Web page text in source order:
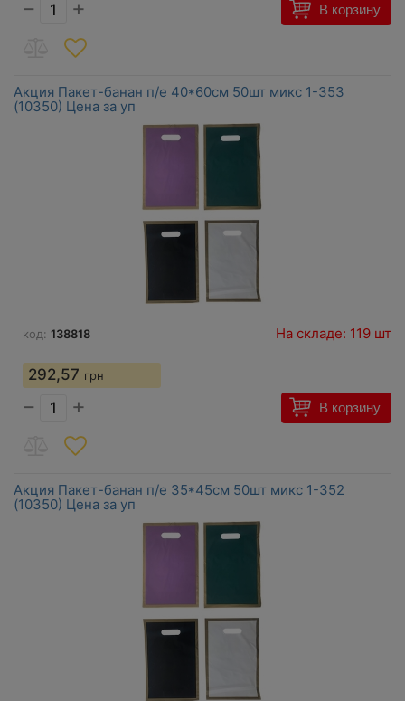
− + В корзину
Акция Пакет-банан п/е 40*60см 50шт микс 1-353
(10350) Цена за уп
код: 138818 На складе: 119 шт
292,57 грн
− + В корзину
Акция Пакет-банан п/е 35*45см 50шт микс 1-352
(10350) Цена за уп